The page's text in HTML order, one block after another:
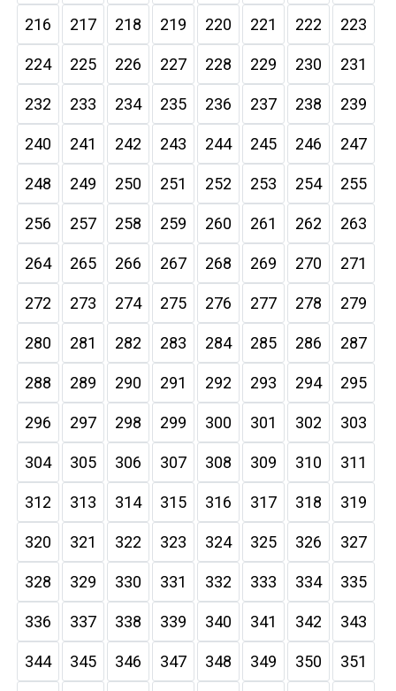
216 217 218 219 220 221 222 223
224 225 226 227 228 229 230 231
232 233 234 235 236 237 238 239
240 241 242 243 244 245 246 247
248 249 250 251 252 253 254 255
256 257 258 259 260 261 262 263
264 265 266 267 268 269 270 271
272 273 274 275 276 277 278 279
280 281 282 283 284 285 286 287
288 289 290 291 292 293 294 295
296 297 298 299 300 301 302 303
304 305 306 307 308 309 310 311
312 313 314 315 316 317 318 319
320 321 322 323 324 325 326 327
328 329 330 331 332 333 334 335
336 337 338 339 340 341 342 343
344 345 346 347 348 349 350 351